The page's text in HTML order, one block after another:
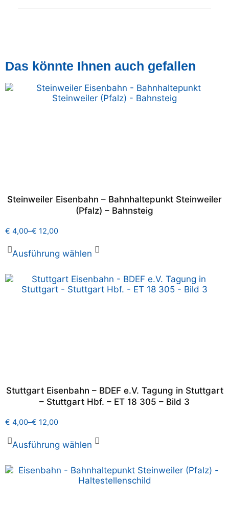
Das könnte Ihnen auch gefallen
Steinweiler Eisenbahn – Bahnhaltepunkt Steinweiler
(Pfalz) – Bahnsteig
€ 4,00–€ 12,00
Ausführung wählen
Stuttgart Eisenbahn – BDEF e.V. Tagung in Stuttgart
– Stuttgart Hbf. – ET 18 305 – Bild 3
€ 4,00–€ 12,00
Ausführung wählen